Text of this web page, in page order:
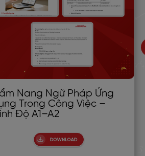
Nang Ngữ Pháp Ứng
Trong Công Việc –
Độ A1–A2